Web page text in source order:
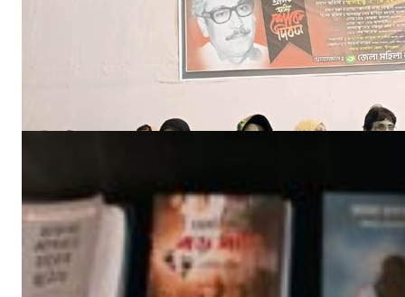
বঙ্গবন্ধুর শাহাদাৎ বার্ষিকী উপলক্ষে পিরোজপুরে জেলা মহিলা আওয়ামীলীগের দোয়া মাহফিল
‘ইফতার সহানুভূতি’ উদ্যোগের সূচনা হলো ঘোপখালী স্পোর্টস ক্লাব ও পাঠাগার